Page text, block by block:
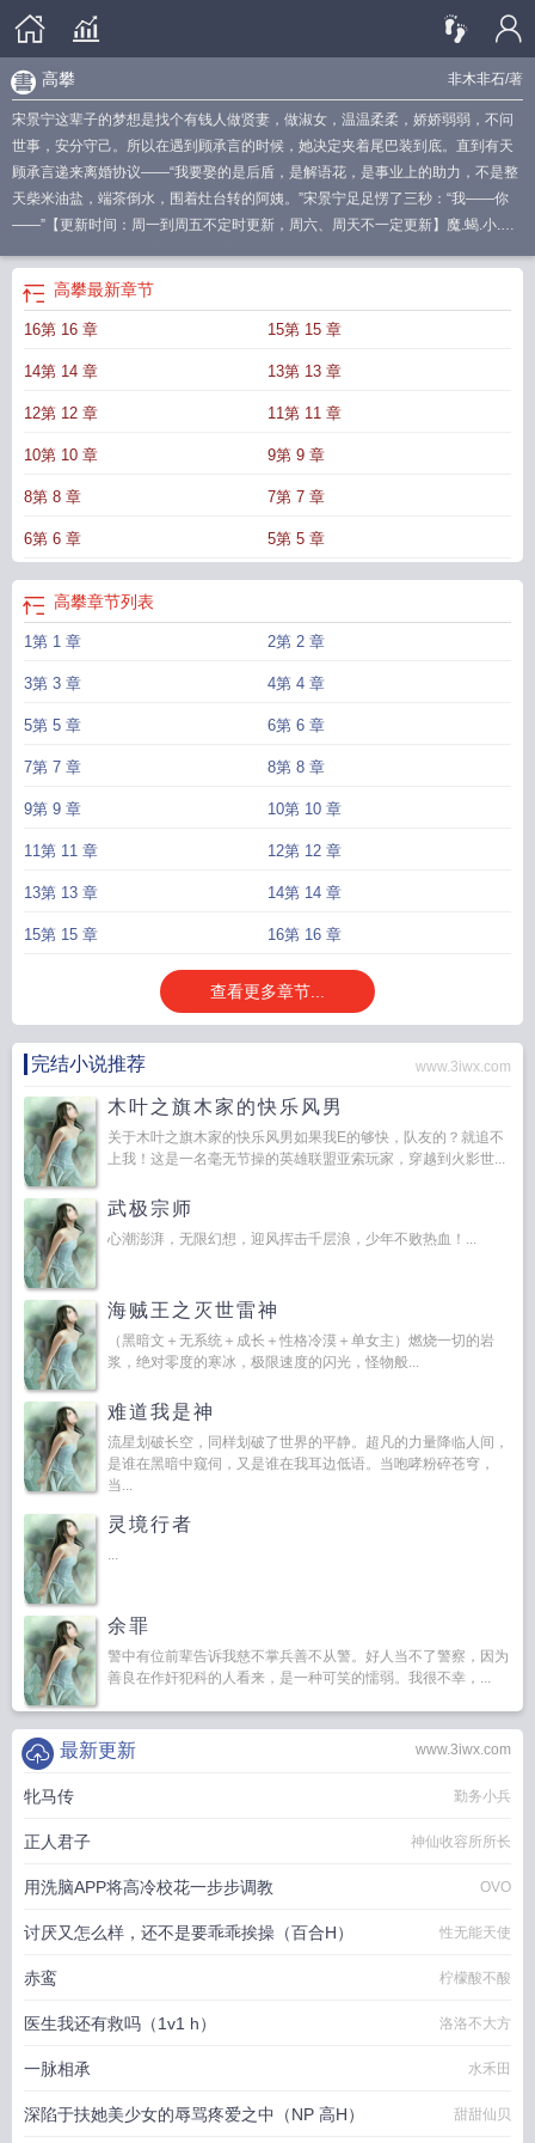
非木非石/著
高攀
宋景宁这辈子的梦想是找个有钱人做贤妻，做淑女，温温柔柔，娇娇弱弱，不问
世事，安分守己。所以在遇到顾承言的时候，她决定夹着尾巴装到底。直到有天
顾承言递来离婚协议——“我要娶的是后盾，是解语花，是事业上的助力，不是整
天柴米油盐，端茶倒水，围着灶台转的阿姨。”宋景宁足足愣了三秒：“我——你
——”【更新时间：周一到周五不定时更新，周六、周天不一定更新】魔.蝎.小.说
高攀最新章节
16第 16 章 15第 15 章
14第 14 章 13第 13 章
12第 12 章 11第 11 章
10第 10 章 9第 9 章
8第 8 章 7第 7 章
6第 6 章 5第 5 章
高攀章节列表
1第 1 章 2第 2 章
3第 3 章 4第 4 章
5第 5 章 6第 6 章
7第 7 章 8第 8 章
9第 9 章 10第 10 章
11第 11 章 12第 12 章
13第 13 章 14第 14 章
15第 15 章 16第 16 章
查看更多章节...
完结小说推荐 www.3iwx.com
木叶之旗木家的快乐风男
关于木叶之旗木家的快乐风男如果我E的够快，队友的？就追不
上我！这是一名毫无节操的英雄联盟亚索玩家，穿越到火影世...
武极宗师
心潮澎湃，无限幻想，迎风挥击千层浪，少年不败热血！...
海贼王之灭世雷神
（黑暗文＋无系统＋成长＋性格冷漠＋单女主）燃烧一切的岩
浆，绝对零度的寒冰，极限速度的闪光，怪物般...
难道我是神
流星划破长空，同样划破了世界的平静。超凡的力量降临人间，
是谁在黑暗中窥伺，又是谁在我耳边低语。当咆哮粉碎苍穹，
当...
灵境行者
...
余罪
警中有位前辈告诉我慈不掌兵善不从警。好人当不了警察，因为
善良在作奸犯科的人看来，是一种可笑的懦弱。我很不幸，...
www.3iwx.com
最新更新
牝马传 勤务小兵
正人君子 神仙收容所所长
用洗脑APP将高冷校花一步步调教 OVO
讨厌又怎么样，还不是要乖乖挨操（百合H） 性无能天使
赤鸾 柠檬酸不酸
医生我还有救吗（1v1 h） 洛洛不大方
一脉相承 水禾田
深陷于扶她美少女的辱骂疼爱之中（NP 高H） 甜甜仙贝